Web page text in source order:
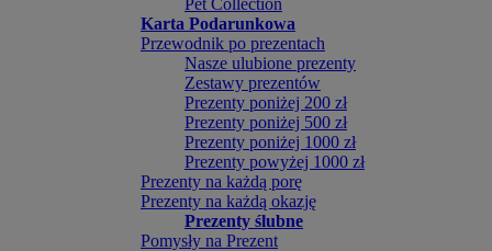
Pet Collection
Karta Podarunkowa
Przewodnik po prezentach
Nasze ulubione prezenty
Zestawy prezentów
Prezenty poniżej 200 zł
Prezenty poniżej 500 zł
Prezenty poniżej 1000 zł
Prezenty powyżej 1000 zł
Prezenty na każdą porę
Prezenty na każdą okazję
Prezenty ślubne
Pomysły na Prezent